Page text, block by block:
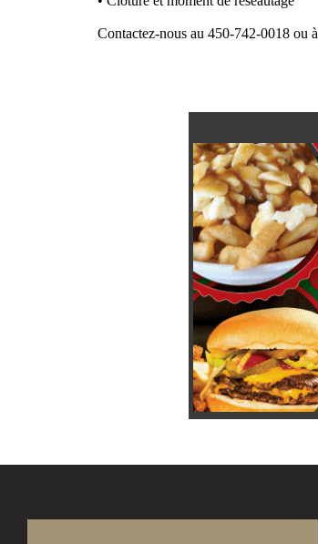
Contactez-nous au 450-742-0018 ou à